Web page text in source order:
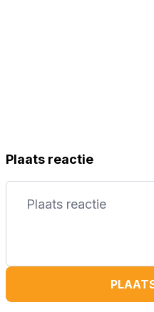
Plaats reactie